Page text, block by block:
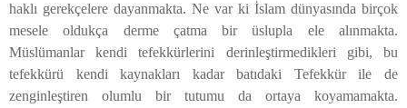
haklı gerekçelere dayanmakta. Ne var ki İslam dünyasında birçok
mesele oldukça derme çatma bir üslupla ele alınmakta.
Müslümanlar kendi tefekkürlerini derinleştirmedikleri gibi, bu
tefekkürü kendi kaynakları kadar batıdaki Tefekkür ile de
zenginleştiren olumlu bir tutumu da ortaya koyamamakta.